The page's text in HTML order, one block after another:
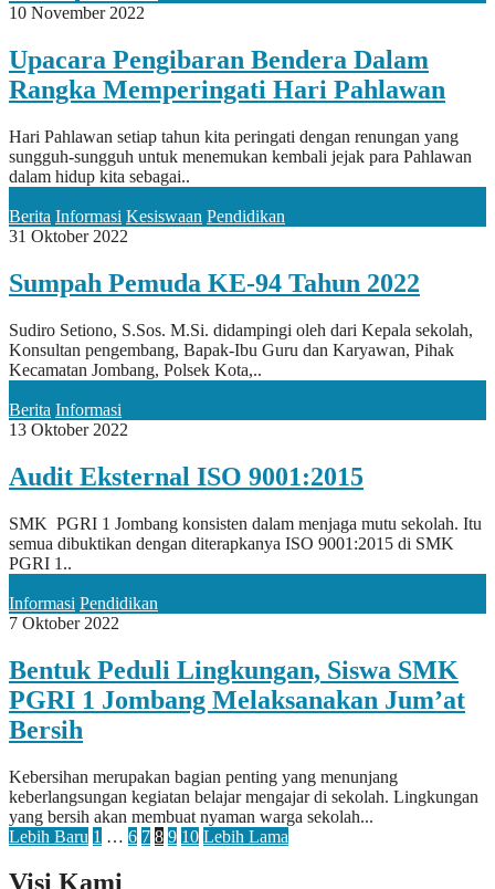
10 November 2022
Upacara Pengibaran Bendera Dalam
Rangka Memperingati Hari Pahlawan
Hari Pahlawan setiap tahun kita peringati dengan renungan yang
sungguh-sungguh untuk menemukan kembali jejak para Pahlawan
dalam hidup kita sebagai..
Berita Informasi Kesiswaan Pendidikan
31 Oktober 2022
Sumpah Pemuda KE-94 Tahun 2022
Sudiro Setiono, S.Sos. M.Si. didampingi oleh dari Kepala sekolah,
Konsultan pengembang, Bapak-Ibu Guru dan Karyawan, Pihak
Kecamatan Jombang, Polsek Kota,..
Berita Informasi
13 Oktober 2022
Audit Eksternal ISO 9001:2015
SMK PGRI 1 Jombang konsisten dalam menjaga mutu sekolah. Itu
semua dibuktikan dengan diterapkanya ISO 9001:2015 di SMK
PGRI 1..
Informasi Pendidikan
7 Oktober 2022
Bentuk Peduli Lingkungan, Siswa SMK
PGRI 1 Jombang Melaksanakan Jum’at
Bersih
Kebersihan merupakan bagian penting yang menunjang
keberlangsungan kegiatan belajar mengajar di sekolah. Lingkungan
yang bersih akan membuat nyaman warga sekolah...
Lebih Baru 1 … 6 7 8 9 10 Lebih Lama
Visi Kami